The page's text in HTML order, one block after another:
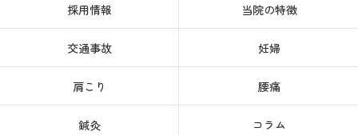
採用情報 当院の特徴
交通事故 妊婦
肩こり 腰痛
鍼灸 コラム